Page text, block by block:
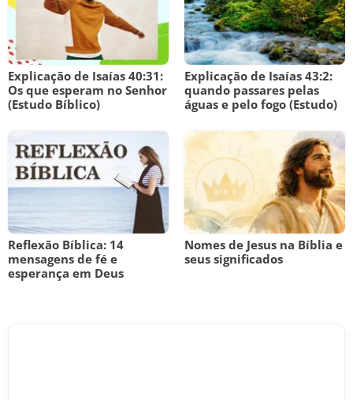
Explicação de Isaías 40:31:
Os que esperam no Senhor
(Estudo Bíblico)
Explicação de Isaías 43:2:
quando passares pelas
águas e pelo fogo (Estudo)
Reflexão Bíblica: 14
mensagens de fé e
esperança em Deus
Nomes de Jesus na Bíblia e
seus significados